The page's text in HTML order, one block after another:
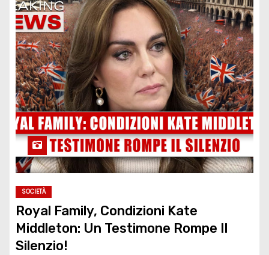
SOCIETÀ
Royal Family, Condizioni Kate
Middleton: Un Testimone Rompe Il
Silenzio!